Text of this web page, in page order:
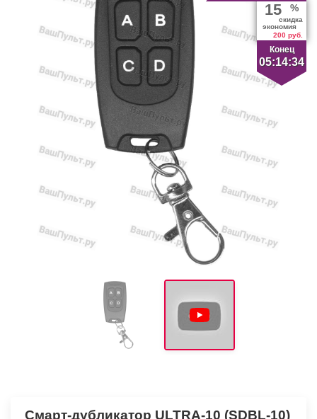
Конец
05:14:34
15 %
скидка
экономия
200 руб.
Смарт-дубликатор ULTRA-10 (SDBL-10)